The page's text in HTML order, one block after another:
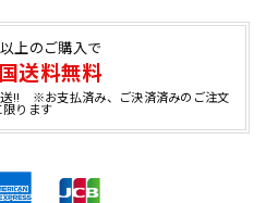
上のご購入で
送料無料
送!! ※お支払済み、ご決済済みのご注文
限ります